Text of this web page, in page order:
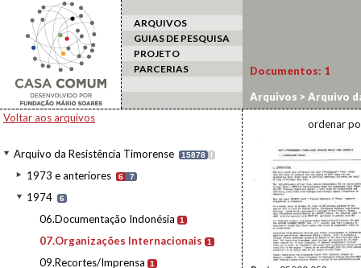
ARQUIVOS
GUIAS DE PESQUISA
PROJETO
PARCERIAS
Voltar aos arquivos
Arquivo da Resistência Timorense 15878 I
1973 e anteriores 6 7
1974 6
06.Documentação Indonésia 1
07.Organizações Internacionais 1
09.Recortes/Imprensa 1
Documentos: 1
Arquivos >Arquivo
ordenar